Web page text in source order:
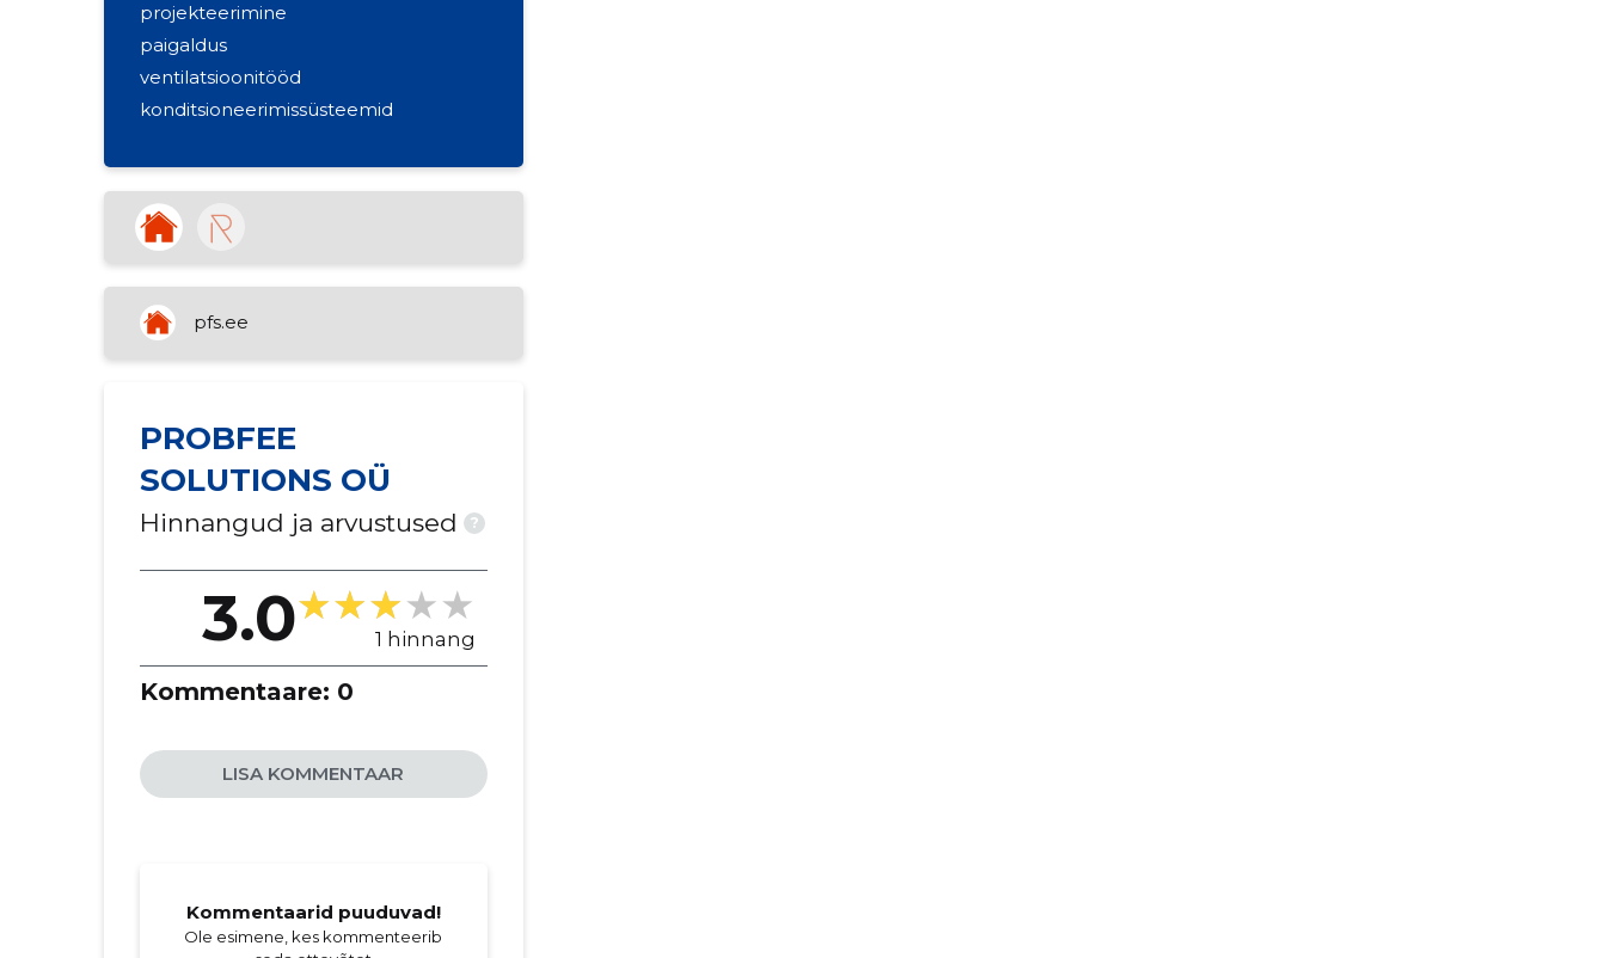
projekteerimine
paigaldus
ventilatsioonitööd
konditsioneerimissüsteemid
seadistamine
hoonete ehitustööd
pfs.ee
PROBFEE
SOLUTIONS OÜ
Hinnangud ja arvustused ?
3.0 1 hinnang
Kommentaare: 0
LISA KOMMENTAAR
Kommentaarid puuduvad!
Ole esimene, kes kommenteerib